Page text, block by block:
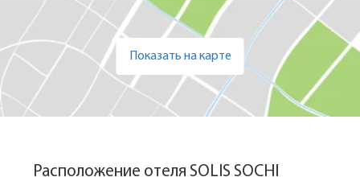
Показать на карте
Расположение отеля SOLIS SOCHI